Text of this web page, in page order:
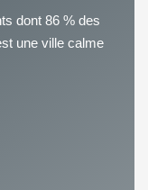
dont 86 % des
une ville calme